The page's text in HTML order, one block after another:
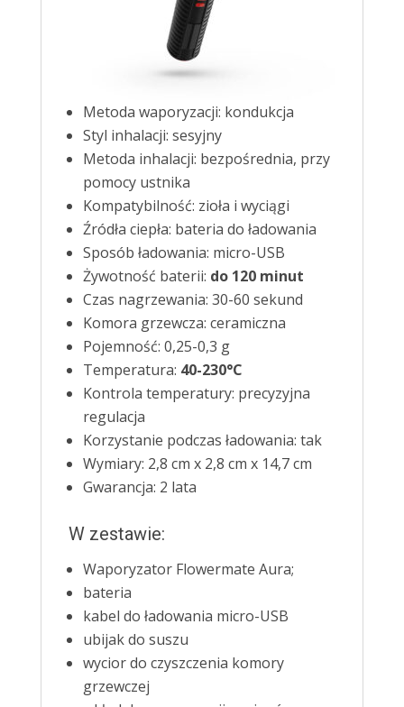
Metoda waporyzacji: kondukcja
Styl inhalacji: sesyjny
Metoda inhalacji: bezpośrednia, przy
pomocy ustnika
Kompatybilność: zioła i wyciągi
Źródła ciepła: bateria do ładowania
Sposób ładowania: micro-USB
Żywotność baterii: do 120 minut
Czas nagrzewania: 30-60 sekund
Komora grzewcza: ceramiczna
Pojemność: 0,25-0,3 g
Temperatura: 40-230°C
Kontrola temperatury: precyzyjna
regulacja
Korzystanie podczas ładowania: tak
Wymiary: 2,8 cm x 2,8 cm x 14,7 cm
Gwarancja: 2 lata
W zestawie:
Waporyzator Flowermate Aura;
bateria
kabel do ładowania micro-USB
ubijak do suszu
wycior do czyszczenia komory
grzewczej